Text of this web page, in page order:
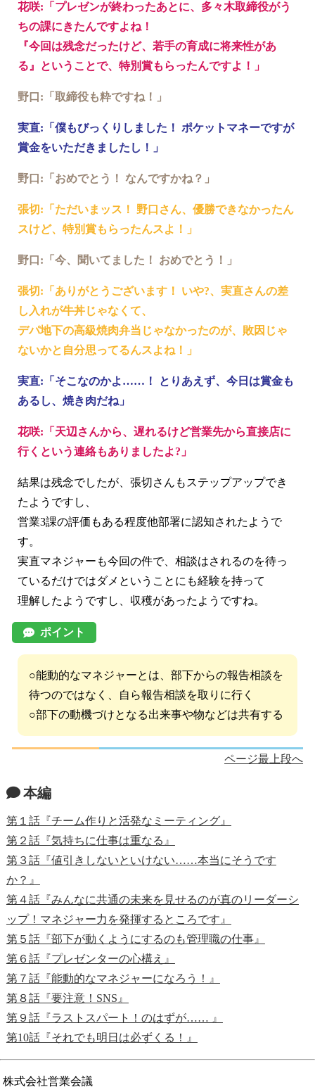
花咲:「プレゼンが終わったあとに、多々木取締役がう
ちの課にきたんですよね！
『今回は残念だったけど、若手の育成に将来性があ
る』ということで、特別賞もらったんですよ！」
野口:「取締役も粋ですね！」
実直:「僕もびっくりしました！ ポケットマネーですが
賞金をいただきましたし！」
野口:「おめでとう！ なんですかね？」
張切:「ただいまッス！ 野口さん、優勝できなかったん
スけど、特別賞もらったんスよ！」
野口:「今、聞いてました！ おめでとう！」
張切:「ありがとうございます！ いや?、実直さんの差
し入れが牛丼じゃなくて、
デパ地下の高級焼肉弁当じゃなかったのが、敗因じゃ
ないかと自分思ってるんスよね！」
実直:「そこなのかよ……！ とりあえず、今日は賞金も
あるし、焼き肉だね」
花咲:「天辺さんから、遅れるけど営業先から直接店に
行くという連絡もありましたよ?」
結果は残念でしたが、張切さんもステップアップでき
たようですし、
営業3課の評価もある程度他部署に認知されたようで
す。
実直マネジャーも今回の件で、相談はされるのを待っ
ているだけではダメということにも経験を持って
理解したようですし、収穫があったようですね。
ポイント
○能動的なマネジャーとは、部下からの報告相談を
待つのではなく、自ら報告相談を取りに行く
○部下の動機づけとなる出来事や物などは共有する
ページ最上段へ
本編
第１話『チーム作りと活発なミーティング』
第２話『気持ちに仕事は重なる』
第３話『値引きしないといけない……本当にそうです
か？』
第４話『みんなに共通の未来を見せるのが真のリーダーシ
ップ！マネジャー力を発揮するところです』
第５話『部下が動くようにするのも管理職の仕事』
第６話『プレゼンターの心構え』
第７話『能動的なマネジャーになろう！』
第８話『要注意！SNS』
第９話『ラストスパート！のはずが…… 』
第10話『それでも明日は必ずくる！』
株式会社営業会議